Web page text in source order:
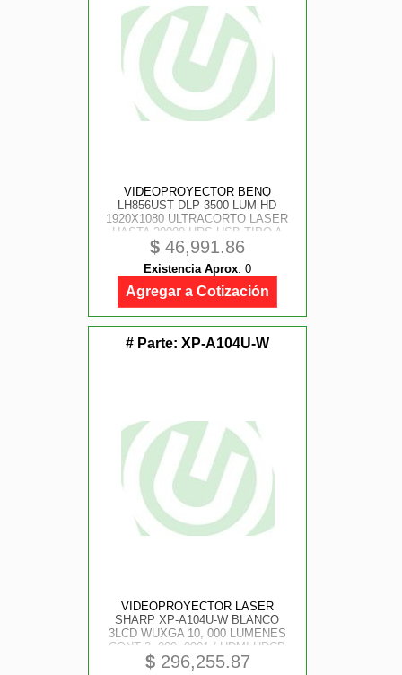
VIDEOPROYECTOR BENQ
LH856UST DLP 3500 LUM HD
1920X1080 ULTRACORTO LASER
HASTA 20000 HRS USB TIPO A
HDMI 1.4X2 BOCINA 10WX1 RJ45
$ 46,991.86
Existencia Aprox: 0
Agregar a Cotización
# Parte: XP-A104U-W
VIDEOPROYECTOR LASER
SHARP XP-A104U-W BLANCO
3LCD WUXGA 10, 000 LUMENES
CONT 3, 000, 0001 / HDMI-HDCP
2.2/ HDBASET / RJ45, DISPLAY
$296,255.87